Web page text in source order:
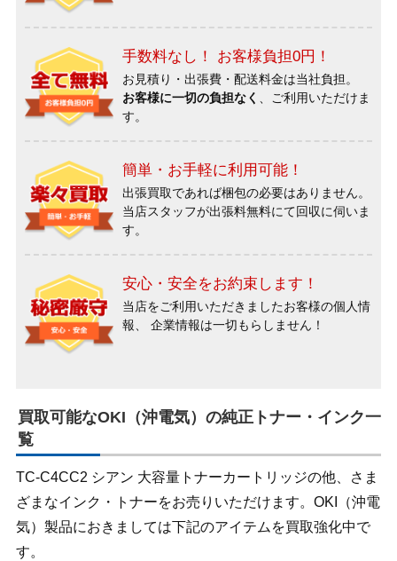
手数料なし！ お客様負担0円！
お見積り・出張費・配送料金は当社負担。
お客様に一切の負担なく 、ご利用いただけま
す。
簡単・お手軽に利用可能！
出張買取であれば梱包の必要はありません。
当店スタッフが出張料無料にて回収に伺いま
す。
安心・安全をお約束します！
当店をご利用いただきましたお客様の個人情
報、 企業情報は一切もらしません！
買取可能なOKI（沖電気）の純正トナー・インク一
覧
TC-C4CC2 シアン 大容量トナーカートリッジの他、さま
ざまなインク・トナーをお売りいただけます。OKI（沖電
気）製品におきましては下記のアイテムを買取強化中で
す。